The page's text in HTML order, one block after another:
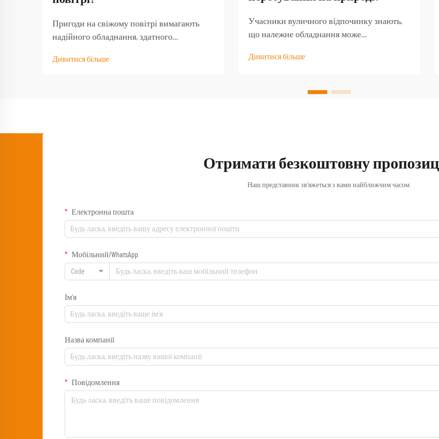
Пригоди на свіжому повітрі вимагають
надійного обладнання, здатного
умов і забезпечити функціональність тоді,
Дивитися більше
Учасники вуличного відпочинку знають,
що належне обладнання може
на незабутню пригоду. Серед найменш
Дивитися більше
Отримати безкоштовну
Наш представник зв'яжеться з вами найближчим часом.
Електронна пошта
Мобільний/WhatsApp
Code
Ім'я
Назва компанії
Повідомлення